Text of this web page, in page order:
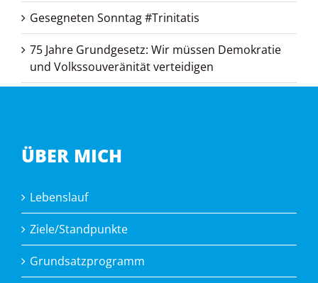
Gesegneten Sonntag #Trinitatis
75 Jahre Grundgesetz: Wir müssen Demokratie
und Volkssouveränität verteidigen
ÜBER MICH
Lebenslauf
Ziele/Standpunkte
Grundsatzprogramm